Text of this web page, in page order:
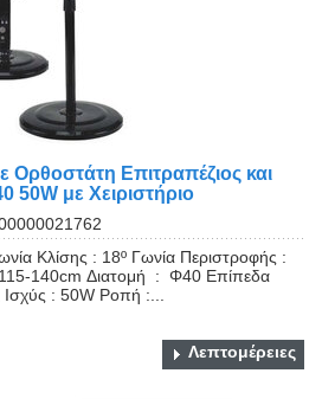
Ορθοστάτη Επιτραπέζιος και
50W με Χειριστήριο
Κλίσης : 18º Γωνία Περιστροφής :
140cm Διατομή : Φ40 Επίπεδα
: 50W Ροπή :...
Λεπτομέρειες